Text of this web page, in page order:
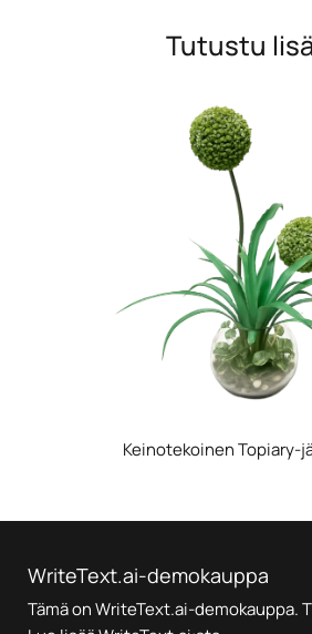
Tutustu
Keinotekoinen Topiary-
WriteText.ai-demokauppa
Tämä on WriteText.ai-demokauppa.